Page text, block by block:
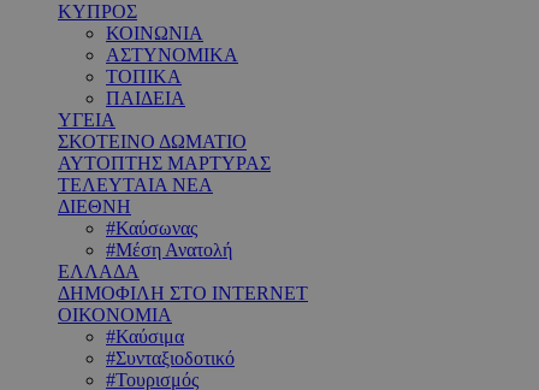
ΚΥΠΡΟΣ
ΚΟΙΝΩΝΙΑ
ΑΣΤΥΝΟΜΙΚΑ
ΤΟΠΙΚΑ
ΠΑΙΔΕΙΑ
ΥΓΕΙΑ
ΣΚΟΤΕΙΝΟ ΔΩΜΑΤΙΟ
ΑΥΤΟΠΤΗΣ ΜΑΡΤΥΡΑΣ
ΤΕΛΕΥΤΑΙΑ ΝΕΑ
ΔΙΕΘΝΗ
#Καύσωνας
#Μέση Ανατολή
ΕΛΛΑΔΑ
ΔΗΜΟΦΙΛΗ ΣΤΟ INTERNET
ΟΙΚΟΝΟΜΙΑ
#Καύσιμα
#Συνταξιοδοτικό
#Τουρισμός